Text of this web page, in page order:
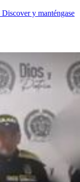
y manténgase